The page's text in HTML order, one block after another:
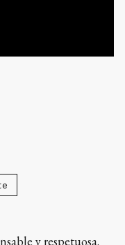
y respetuosa.